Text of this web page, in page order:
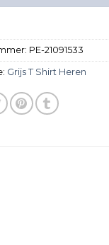
PE-21091533
Grijs T Shirt Heren